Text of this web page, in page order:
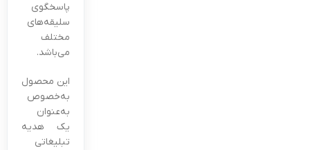
پاسخگوی
سلیقه‌های
مختلف
می‌باشد.
این محصول
به‌خصوص
به‌عنوان
یک هدیه
تبلیغاتی